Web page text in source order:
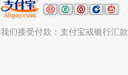
我们接受付款：支付宝或银行汇款